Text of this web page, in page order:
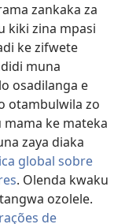
zankaka za
kiki zina mpasi
ke zifwete
muna
osadilanga e
otambulwila zo
ke mateka
zaya diaka
global sobre
. Olenda kwaku
ozolele.
de
mu Internete™
of Pennsylvania.